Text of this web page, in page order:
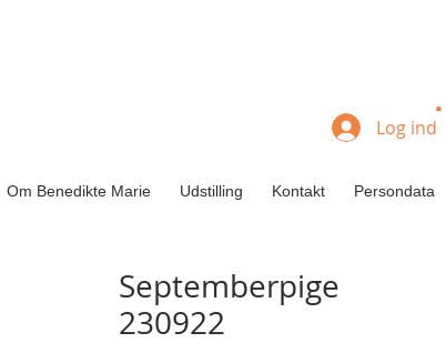
Om Benedikte Marie Udstilling Kontakt Persondata
Log ind
Septemberpige
230922